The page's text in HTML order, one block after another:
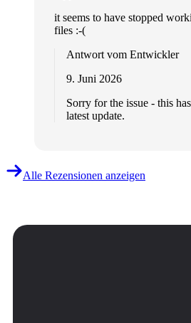
it seems to have stopped
files :-(
Antwort vom Entwickler
9. Juni 2026
Sorry for the issue - this
latest update.
Alle Rezensionen anzeigen